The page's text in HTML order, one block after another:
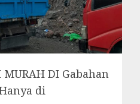
MURAH DI Gabahan
di